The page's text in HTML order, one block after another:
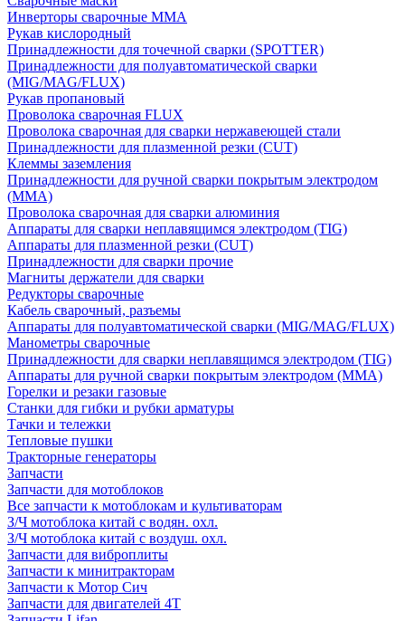
Инверторы сварочные ММА
Рукав кислородный
Принадлежности для точечной сварки (SPOTTER)
Принадлежности для полуавтоматической сварки
(MIG/MAG/FLUX)
Рукав пропановый
Проволока сварочная FLUX
Проволока сварочная для сварки нержавеющей стали
Принадлежности для плазменной резки (CUT)
Клеммы заземления
Принадлежности для ручной сварки покрытым электродом
(MMA)
Проволока сварочная для сварки алюминия
Аппараты для сварки неплавящимся электродом (TIG)
Аппараты для плазменной резки (CUT)
Принадлежности для сварки прочие
Магниты держатели для сварки
Редукторы сварочные
Кабель сварочный, разъемы
Аппараты для полуавтоматической сварки (MIG/MAG/FLUX)
Манометры сварочные
Принадлежности для сварки неплавящимся электродом (TIG)
Аппараты для ручной сварки покрытым электродом (MMA)
Горелки и резаки газовые
Станки для гибки и рубки арматуры
Тачки и тележки
Тепловые пушки
Тракторные генераторы
Запчасти
Запчасти для мотоблоков
Все запчасти к мотоблокам и культиваторам
З/Ч мотоблока китай с водян. охл.
З/Ч мотоблока китай с воздуш. охл.
Запчасти для виброплиты
Запчасти к минитракторам
Запчасти к Мотор Сич
Запчасти для двигателей 4Т